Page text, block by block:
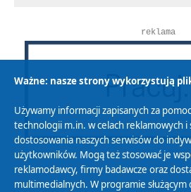
reklama
Ważne: nasze strony wykorzystują
Używamy informacji zapisanych za
technologii m.in. w celach reklamowych i
dostosowania naszych serwisów do
użytkowników. Mogą też stosować je
reklamodawcy, firmy badawcze oraz
multimedialnych. W programie